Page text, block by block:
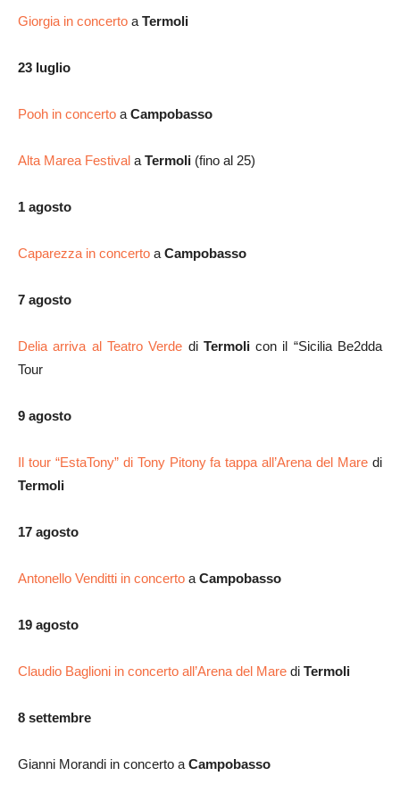
Giorgia in concerto a Termoli
23 luglio
Pooh in concerto a Campobasso
Alta Marea Festival a Termoli (fino al 25)
1 agosto
Caparezza in concerto a Campobasso
7 agosto
Delia arriva al Teatro Verde di Termolicon il “Sicilia Be2dda
Tour
9 agosto
Il tour “EstaTony” di Tony Pitony fa tappa all’Arena del Mare di
Termoli
17 agosto
Antonello Venditti in concerto a Campobasso
19 agosto
Claudio Baglioni in concerto all’Arena del Mare di Termoli
8 settembre
Gianni Morandi in concerto a Campobasso